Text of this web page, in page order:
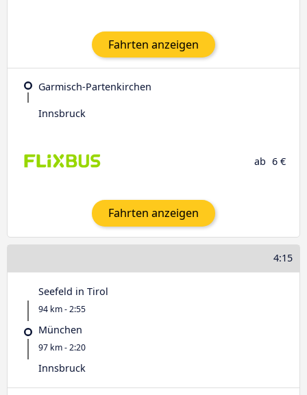
Fahrten anzeigen
Garmisch-Partenkirchen
Innsbruck
ab 6 €
Fahrten anzeigen
4:15
Seefeld in Tirol
94 km - 2:55
München
97 km - 2:20
Innsbruck